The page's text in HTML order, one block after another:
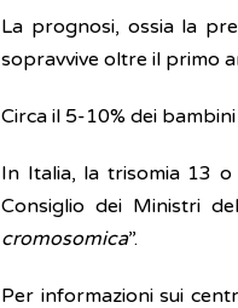
La prognosi, ossia la
sopravvive oltre il primo
Circa il 5-10% dei
In Italia, la trisomia 13 o
Consiglio dei Ministri
cromosomica”.
Per informazioni sui